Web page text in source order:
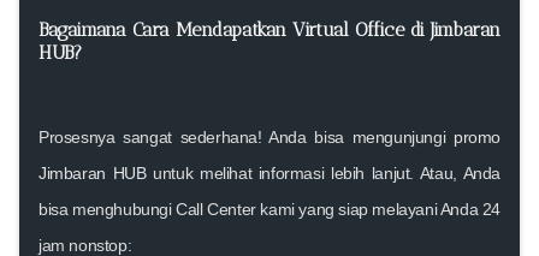
Bagaimana Cara Mendapatkan Virtual Office di Jimbaran
HUB?
Prosesnya sangat sederhana! Anda bisa mengunjungi promo
Jimbaran HUBuntuk melihat informasi lebih lanjut. Atau, Anda
bisa menghubungi Call Center kami yang siap melayani Anda 24
jam nonstop: